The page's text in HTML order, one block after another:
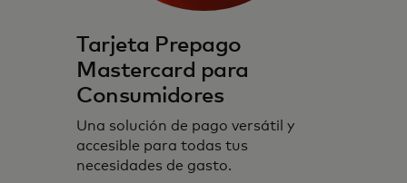
Tarjetas prepago que priorizan
experiencias digitales seguras, protegidas
y sin interrupciones.
Tarjeta Prepago
Mastercard para
Consumidores
Una solución de pago versátil y
accesible para todas tus
necesidades de gasto.